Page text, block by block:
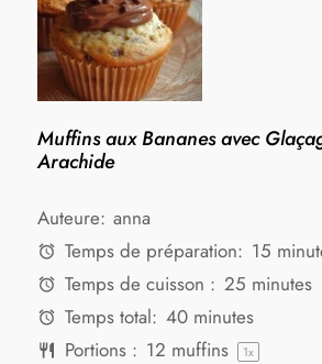
Muffins aux Bananes avec
Arachide
Auteure: anna
Temps de préparation: 15
Temps de cuisson : 25 minutes
Temps total: 40 minutes
Portions : 12 muffins 1x